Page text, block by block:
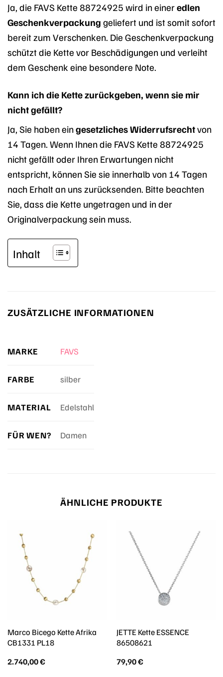
Ja, die FAVS Kette 88724925 wird in eineredlen
Geschenkverpackung geliefert und ist somit sofort
bereit zum Verschenken. Die Geschenkverpackung
schützt die Kette vor Beschädigungen und verleiht
dem Geschenk eine besondere Note.
Kann ich die Kette zurückgeben, wenn sie mir
nicht gefällt?
Ja, Sie haben eingesetzliches Widerrufsrechtvon
14 Tagen. Wenn Ihnen die FAVS Kette 88724925
nicht gefällt oder Ihren Erwartungen nicht
entspricht, können Sie sie innerhalb von 14 Tagen
nach Erhalt an uns zurücksenden. Bitte beachten
Sie, dass die Kette ungetragen und in der
Originalverpackung sein muss.
Inhalt
ZUSÄTZLICHE INFORMATIONEN
MARKE FAVS
FARBE silber
MATERIAL Edelstahl
FÜR WEN? Damen
ÄHNLICHE PRODUKTE
Marco Bicego Kette Afrika
CB1331 PL18
2.740,00€
JETTE Kette ESSENCE
86508621
79,90€